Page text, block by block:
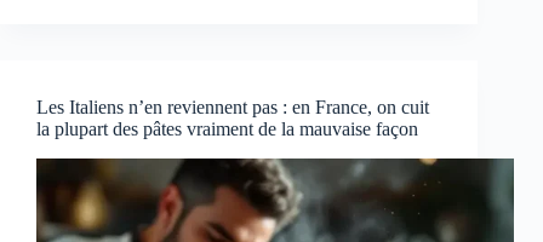
Les Italiens n’en reviennent pas : en France, on cuit
la plupart des pâtes vraiment de la mauvaise façon